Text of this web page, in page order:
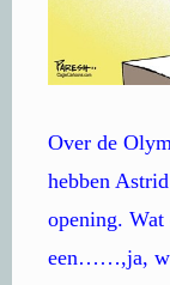
Over de
hebben
opening. Wat
een……,ja,